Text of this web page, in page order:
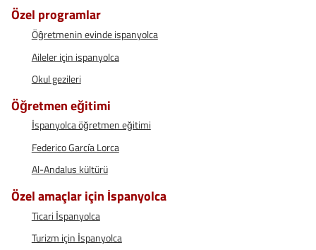
Özel programlar
Öĝretmenin evinde ispanyolca
Aileler için ispanyolca
Okul gezileri
Öğretmen eğitimi
İspanyolca öğretmen eğitimi
Federico García Lorca
Al-Andalus kültürü
Özel amaçlar için İspanyolca
Ticari İspanyolca
Turizm için İspanyolca